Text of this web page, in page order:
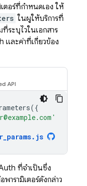
ตอร์ที่กำหนดเอง ให้
ในผู้ให้บริการที่
ระบุไว้ในเอกสาร
และค่าที่เกี่ยวข้อง
({
. js
ที่จำเป็นซึ่ง
ารามิเตอร์ดังกล่าว